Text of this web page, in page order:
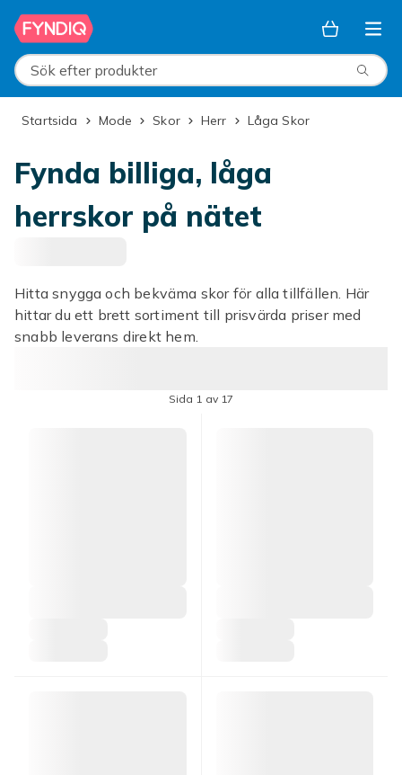
Hoppa till huvudinnehållet
Sök efter produkter
Startsida Mode Skor Herr Låga Skor
Fynda billiga, låga
herrskor på nätet
Hitta snygga och bekväma skor för alla tillfällen. Här
hittar du ett brett sortiment till prisvärda priser med
snabb leverans direkt hem.
Sida 1 av 17